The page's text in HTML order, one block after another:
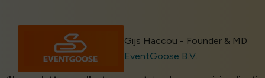
Gijs Haccou - Founder & MD
EventGoose B.V.